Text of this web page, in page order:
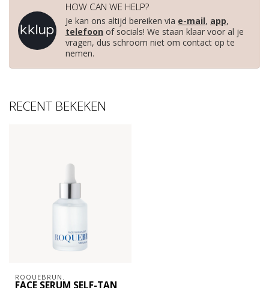
HOW CAN WE HELP?
Je kan ons altijd bereiken via e-mail, app,
telefoon of socials! We staan klaar voor al je
vragen, dus schroom niet om contact op te
nemen.
RECENT BEKEKEN
ROQUEBRUN.
FACE SERUM SELF-TAN